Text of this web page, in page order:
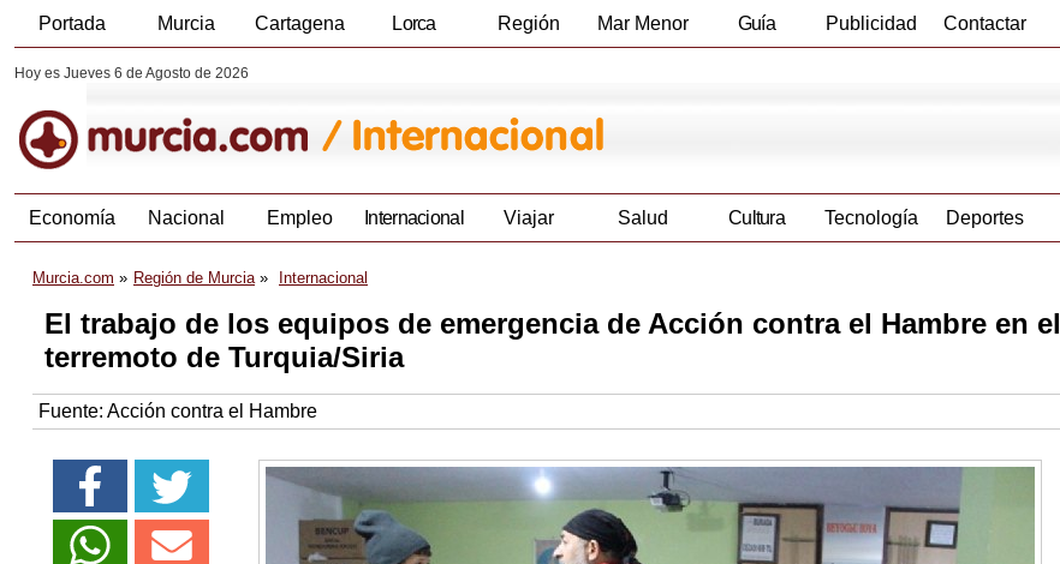
Portada Murcia Cartagena Lorca Región Mar Menor Guía Publicidad Contactar
Hoy es Jueves 6 de Agosto de 2026
Economía Nacional Empleo Internacional Viajar Salud Cultura Tecnología Deportes
Murcia.com Región de Murcia Internacional
El trabajo de los equipos de emergencia de Acción contra el Hambre en el
terremoto de Turquia/Siria
Fuente: Acción contra el Hambre